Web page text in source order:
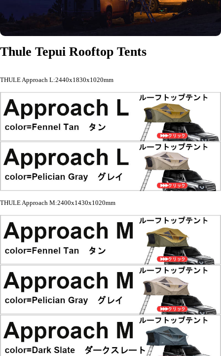
Thule Tepui Rooftop Tents
THULE Approach L:2440x1830x1020mm
THULE Approach M:2400x1430x1020mm